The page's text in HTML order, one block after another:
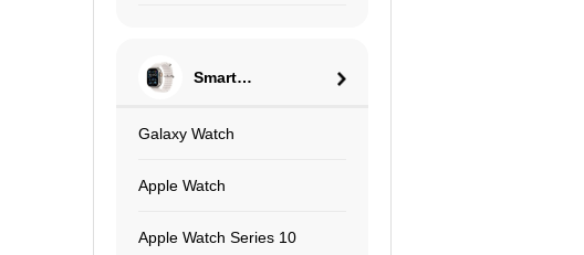
Smart
Galaxy Watch
Apple Watch
Apple Watch Series 10